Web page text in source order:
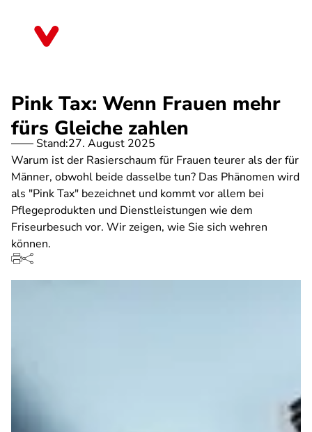
Pink Tax: Wenn Frauen mehr
fürs Gleiche zahlen
Stand:27. August 2025
Warum ist der Rasierschaum für Frauen teurer als der für
Männer, obwohl beide dasselbe tun? Das Phänomen wird
als "Pink Tax" bezeichnet und kommt vor allem bei
Pflegeprodukten und Dienstleistungen wie dem
Friseurbesuch vor. Wir zeigen, wie Sie sich wehren
können.